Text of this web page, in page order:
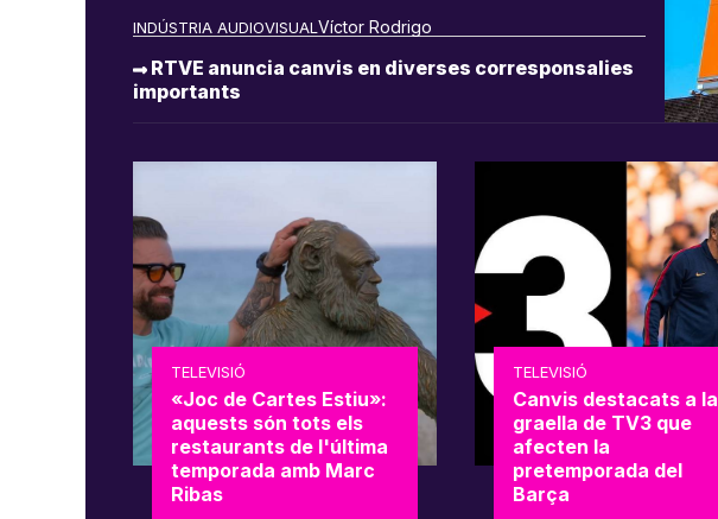
INDÚSTRIA AUDIOVISUAL Víctor Rodrigo
RTVE anuncia canvis en diverses corresponsalies
importants
TELEVISIÓ
«Joc de Cartes Estiu»:
aquests són tots els
restaurants de l'última
temporada amb Marc
Ribas
TELEVISIÓ
Canvis destacats a la
graella de TV3 que
afecten la
pretemporada del
Barça